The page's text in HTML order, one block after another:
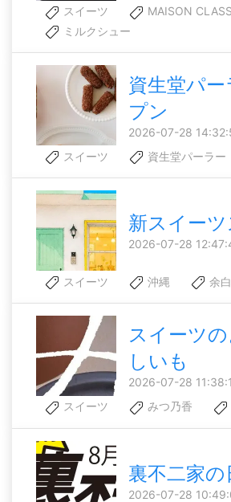
スイーツ
MAISON
ミルクシュー
資生堂パ
プン
2026-07-28
スイーツ
資生堂パーラー
新スイー
2026-07-28
スイーツ 沖縄 余
スイーツ
しいも
2026-07-28
スイーツ
みつ乃香
裏不二家の
2026-07-28